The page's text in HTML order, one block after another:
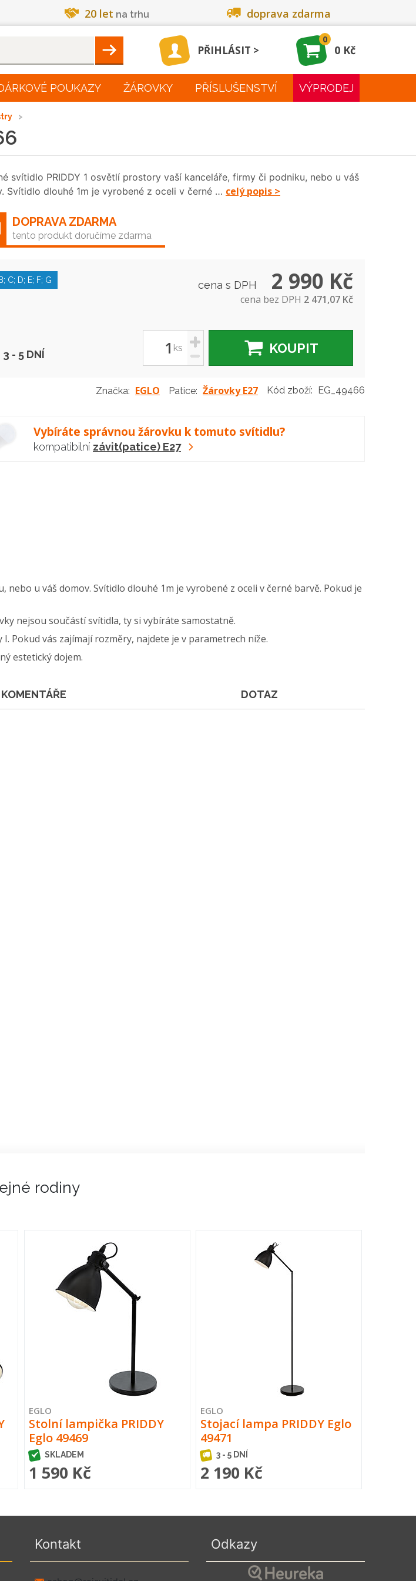
20 let na trhu doprava zdarma
Hleadat PŘIHLÁSIT
0
0 Kč
POUKAZY ŽÁROVKY PŘÍSLUŠENSTVÍ VÝPRODEJ
svítidlo PRIDDY 1 osvětlí prostory vaší kanceláře, firmy či podniku, nebo u váš
Svítidlo dlouhé 1m je vyrobené z oceli v černé … celý popis >
DOPRAVA ZDARMA
tento produkt doručíme zdarma
C; D; E; F; G
3 - 5 DNÍ
cena s DPH 2 990 Kč
cena bez DPH 2 471,07 Kč
ks
+
-
KOUPIT
Značka: EGLO Patice: Žárovky E27 Kód zboží: EG_49466
Vybíráte správnou žárovku k tomuto svítidlu?
kompatibilní závit(patice) E27
u váš domov. Svítidlo dlouhé 1m je vyrobené z oceli v černé barvě. Pokud je
nejsou součástí svítidla, ty si vybíráte samostatně.
Pokud vás zajímají rozměry, najdete je v parametrech níže.
estetický dojem.
KOMENTÁŘE DOTAZ
rodiny
EGLO
Stolní lampička PRIDDY
Eglo 49469
SKLADEM
1 590 Kč
EGLO
Stojací lampa PRIDDY Eglo
49471
3 - 5 DNÍ
2 190 Kč
Kontakt Odkazy